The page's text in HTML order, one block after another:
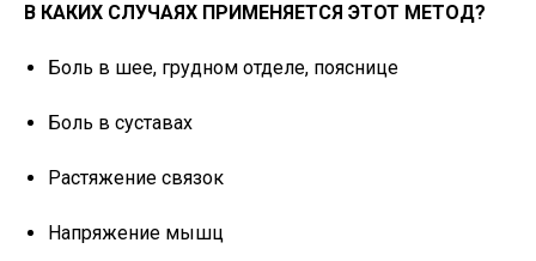
В КАКИХ СЛУЧАЯХ ПРИМЕНЯЕТСЯ ЭТОТ МЕТОД?⁣⁣
Боль в шее, грудном отделе, пояснице
Боль в суставах
Растяжение связок
Напряжение мышц